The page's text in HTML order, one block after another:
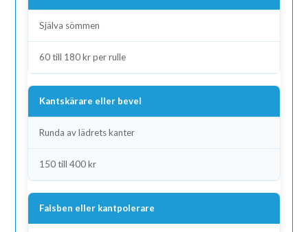
Själva sömmen
60 till 180 kr per rulle
Kantskärare eller bevel
Runda av lädrets kanter
150 till 400 kr
Falsben eller kantpolerare